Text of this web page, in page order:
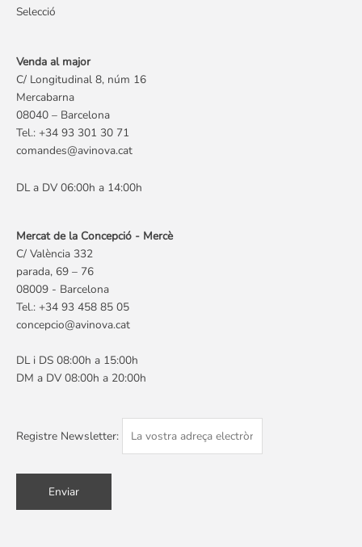
Selecció
Venda al major
C/ Longitudinal 8, núm 16
Mercabarna
08040 – Barcelona
Tel.: +34 93 301 30 71
comandes@avinova.cat
DL a DV 06:00h a 14:00h
Mercat de la Concepció - Mercè
C/ València 332
parada, 69 – 76
08009 - Barcelona
Tel.: +34 93 458 85 05
concepcio@avinova.cat
DL i DS 08:00h a 15:00h
DM a DV 08:00h a 20:00h
Registre Newsletter: